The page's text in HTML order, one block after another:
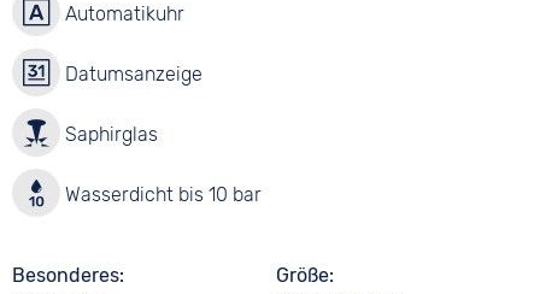
Automatikuhr
Datumsanzeige
Saphirglas
Wasserdicht bis 10 bar
Besonderes
Größe